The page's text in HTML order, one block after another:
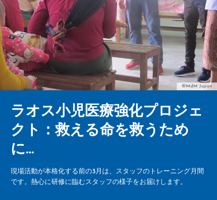
©MdM Japan
ラオス小児医療強化プロジェ
クト：救える命を救うため
に…
現場活動が本格化する前の3月は、スタッフのトレーニング月間
です。熱心に研修に臨むスタッフの様子をお届けします。